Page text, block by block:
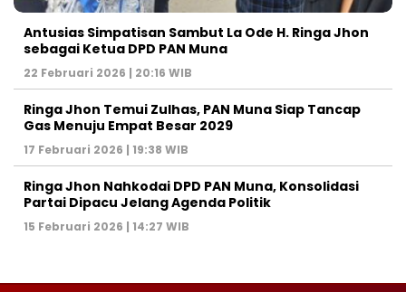
Antusias Simpatisan Sambut La Ode H. Ringa Jhon
sebagai Ketua DPD PAN Muna
22 Februari 2026 | 20:16 WIB
Ringa Jhon Temui Zulhas, PAN Muna Siap Tancap
Gas Menuju Empat Besar 2029
17 Februari 2026 | 19:38 WIB
Ringa Jhon Nahkodai DPD PAN Muna, Konsolidasi
Partai Dipacu Jelang Agenda Politik
15 Februari 2026 | 14:27 WIB